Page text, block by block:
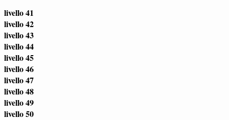
livello 41
livello 42
livello 43
livello 44
livello 45
livello 46
livello 47
livello 48
livello 49
livello 50